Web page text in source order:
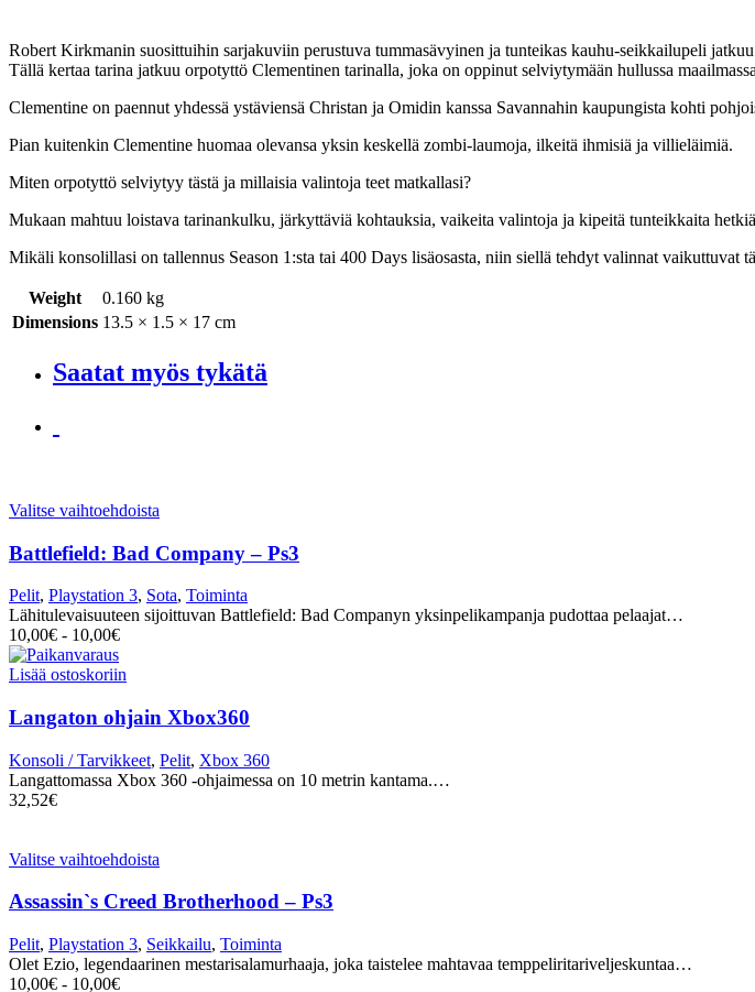
Robert Kirkmanin suosittuihin sarjakuviin perustuva tummasävyinen ja tunteikas kauhu-seikkailupeli
Tällä kertaa tarina jatkuu orpotyttö Clementinen tarinalla, joka on oppinut selviytymään hullussa
Clementine on paennut yhdessä ystäviensä Christan ja Omidin kanssa Savannahin kaupungista kohti
Pian kuitenkin Clementine huomaa olevansa yksin keskellä zombi-laumoja, ilkeitä ihmisiä ja villieläimiä.
Miten orpotyttö selviytyy tästä ja millaisia valintoja teet matkallasi?
Mukaan mahtuu loistava tarinankulku, järkyttäviä kohtauksia, vaikeita valintoja ja kipeitä tunteikkaita
Mikäli konsolillasi on tallennus Season 1:sta tai 400 Days lisäosasta, niin siellä tehdyt valinnat vaikuttuvat
Weight
0.160 kg
Dimensions 13.5 × 1.5 × 17 cm
Saatat myös tykätä
Valitse vaihtoehdoista
Battlefield: Bad Company – Ps3
Pelit, Playstation 3, Sota, Toiminta
Lähitulevaisuuteen sijoittuvan Battlefield: Bad Companyn yksinpelikampanja pudottaa pelaajat…
10,00€ - 10,00€
Lisää ostoskoriin
Langaton ohjain Xbox360
Konsoli / Tarvikkeet, Pelit, Xbox 360
Langattomassa Xbox 360 -ohjaimessa on 10 metrin kantama.…
32,52€
Valitse vaihtoehdoista
Assassin`s Creed Brotherhood – Ps3
Pelit, Playstation 3, Seikkailu, Toiminta
Olet Ezio, legendaarinen mestarisalamurhaaja, joka taistelee mahtavaa temppeliritariveljeskuntaa…
10,00€ - 10,00€